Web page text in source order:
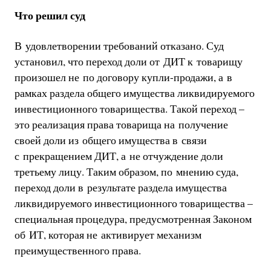
Что решил суд
В удовлетворении требований отказано. Суд
установил, что переход доли от ДИТ к товарищу
произошел не по договору купли-продажи, а в
рамках раздела общего имущества ликвидируемого
инвестиционного товарищества. Такой переход –
это реализация права товарища на получение
своей доли из общего имущества в связи
с прекращением ДИТ, а не отчуждение доли
третьему лицу. Таким образом, по мнению суда,
переход доли в результате раздела имущества
ликвидируемого инвестиционного товарищества –
специальная процедура, предусмотренная Законом
об ИТ, которая не активирует механизм
преимущественного права.